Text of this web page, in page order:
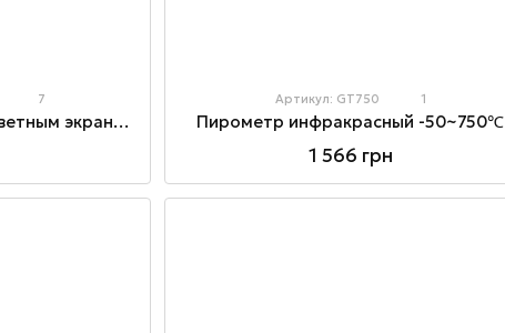
7
Пирометр до 530 ℃ с цветным экраном
Артикул: GT750 1
Пирометр инфракрасный -50~750℃
1 566 грн